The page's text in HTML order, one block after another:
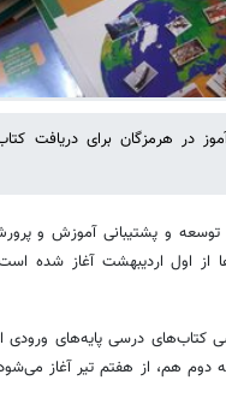
دانش آموز در هرمزگان برای
توسعه و پشتیبانی آموزش و
از اول اردیبهشت آغاز شده
کتاب‌های درسی پایه‌های ورودی
هم، از هفتم تیر آغاز می‌شود